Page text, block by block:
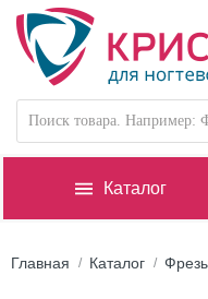
Каталог
Главная Каталог